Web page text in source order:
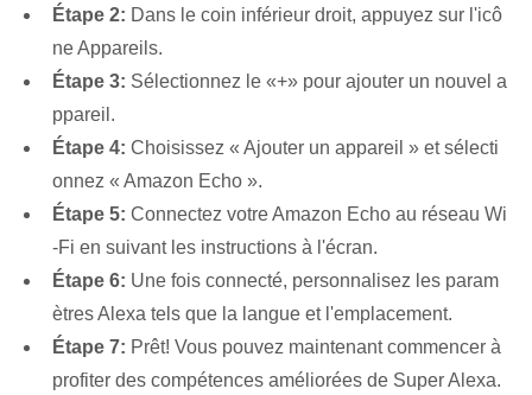
Étape 2: Dans le coin inférieur droit, appuyez sur l'icô
ne Appareils.
Étape 3: Sélectionnez le «+» pour ajouter un nouvel a
ppareil.
Étape 4: Choisissez « Ajouter un appareil » et sélecti
onnez « Amazon Echo ».
Étape 5: Connectez votre Amazon Echo au réseau Wi
-Fi en suivant les instructions à l'écran.
Étape 6: Une fois connecté, personnalisez les param
ètres Alexa tels que la langue et l'emplacement.
Étape 7: Prêt! Vous pouvez maintenant commencer à
profiter des compétences améliorées de Super Alexa.